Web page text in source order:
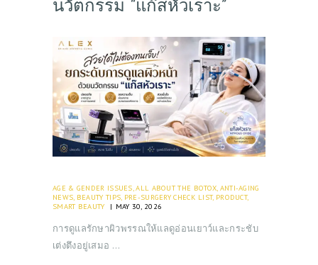
นวัตกรรม “แก๊สหัวเราะ”
AGE & GENDER ISSUES,ALL ABOUT THE BOTOX, ANTI-AGING
NEWS, BEAUTY TIPS, PRE-SURGERY CHECK LIST, PRODUCT,
SMART BEAUTY
MAY 30, 2026
การดูแลรักษาผิวพรรณให้แลดูอ่อนเยาว์และกระชับ
เต่งตึงอยู่เสมอ …